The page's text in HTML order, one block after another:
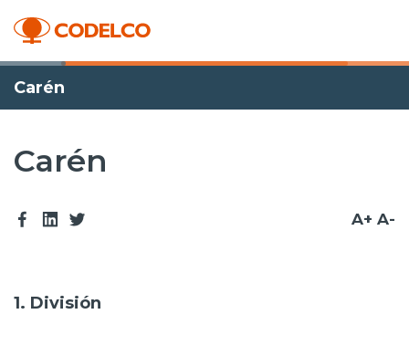
Carén
Carén
A+ A-
1. División